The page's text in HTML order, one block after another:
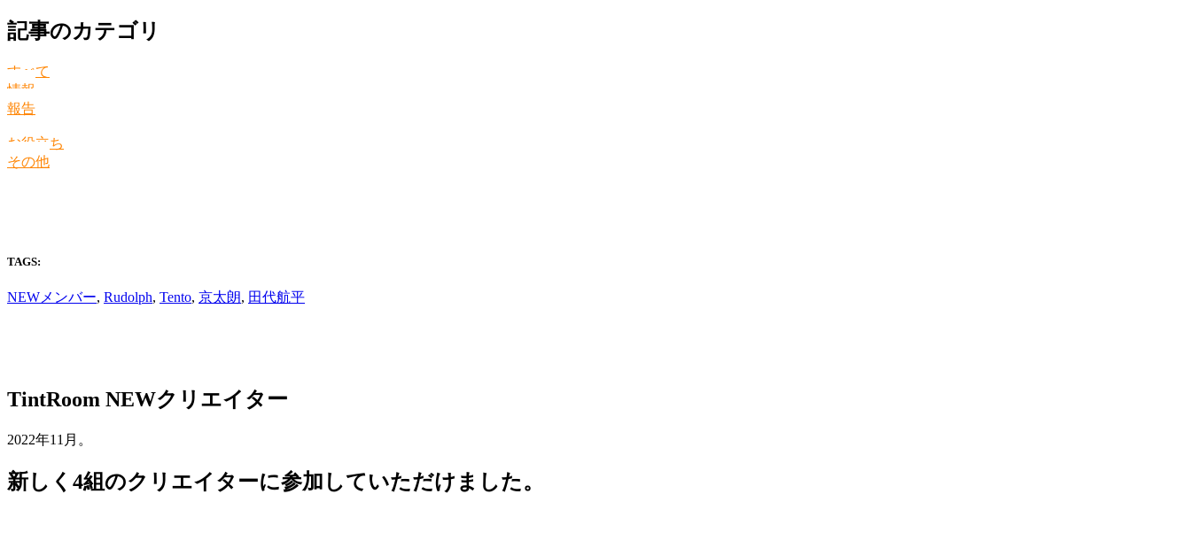
記事のカテゴリ
すべて
情報
報告
お役立ち
その他
TAGS:
NEWメンバー, Rudolph, Tento, 京太朗, 田代航平
TintRoom NEWクリエイター
2022年11月。
新しく4組のクリエイターに参加していただけました。